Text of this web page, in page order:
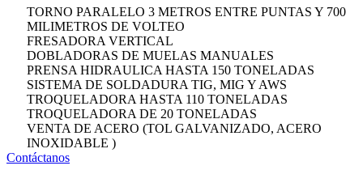
TORNO PARALELO 3 METROS ENTRE PUNTAS Y 700
MILIMETROS DE VOLTEO
FRESADORA VERTICAL
DOBLADORAS DE MUELAS MANUALES
PRENSA HIDRAULICA HASTA 150 TONELADAS
SISTEMA DE SOLDADURA TIG, MIG Y AWS
TROQUELADORA HASTA 110 TONELADAS
TROQUELADORA DE 20 TONELADAS
VENTA DE ACERO (TOL GALVANIZADO, ACERO
INOXIDABLE )
Contáctanos